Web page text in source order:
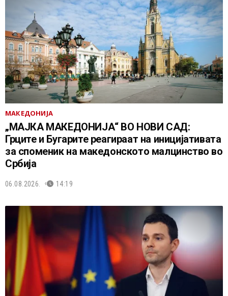
МАКЕДОНИЈА
„МАЈКА МАКЕДОНИЈА“ ВО НОВИ САД:
Грците и Бугарите реагираат на иницијативата
за споменик на македонското малцинство во
Србија
06.08.2026. 14:19